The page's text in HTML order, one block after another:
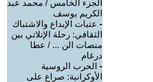
الجزء الخامس / محمد عبد
الكريم يوسف
- عتبات الإبداع والاشتباك
الثقافي: رحلة الإتلاتي بين
منصات الن ... / عطا
درغام
- الحرب الروسية
الأوكرانية: صراع على